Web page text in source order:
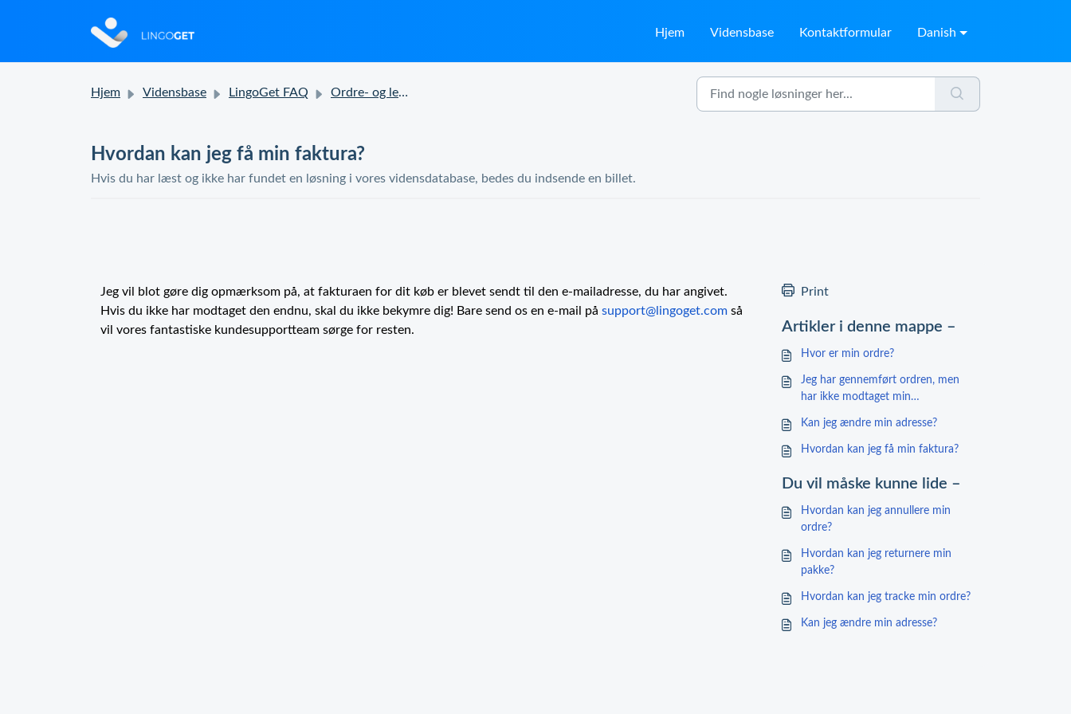
Hjem Vidensbase Kontaktformular Danish
Hjem Vidensbase LingoGet FAQ Ordre- og leveringsstatus
Hvordan kan jeg få min faktura?
Hvis du har læst og ikke har fundet en løsning i vores vidensdatabase, bedes du indsende en billet.
Jeg vil blot gøre dig opmærksom på, at fakturaen for dit køb er blevet sendt til den e-mailadresse, du har angivet.
Hvis du ikke har modtaget den endnu, skal du ikke bekymre dig! Bare send os en e-mail på support@lingoget.com så
vil vores fantastiske kundesupportteam sørge for resten.
Print
Artikler i denne mappe –
Hvor er min ordre?
Jeg har gennemført ordren, men
har ikke modtaget min
Kan jeg ændre min adresse?
Hvordan kan jeg få min faktura?
Du vil måske kunne lide –
Hvordan kan jeg annullere min
ordre?
Hvordan kan jeg returnere min
pakke?
Hvordan kan jeg tracke min ordre?
Kan jeg ændre min adresse?